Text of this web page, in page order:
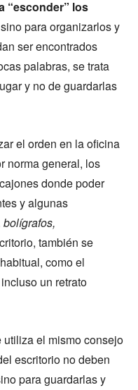
“esconder” los
para organizarlos y
ser encontrados
palabras, se trata
y no de guardarlas
el orden en la oficina
norma general, los
donde poder
y algunas
también se
como el
un retrato
el mismo consejo
escritorio no deben
para guardarlas y